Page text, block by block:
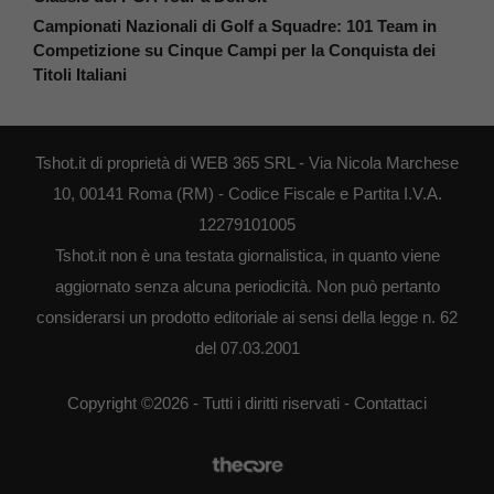
Campionati Nazionali di Golf a Squadre: 101 Team in
Competizione su Cinque Campi per la Conquista dei
Titoli Italiani
Tshot.it di proprietà di WEB 365 SRL - Via Nicola Marchese
10, 00141 Roma (RM) - Codice Fiscale e Partita I.V.A.
12279101005
Tshot.it non è una testata giornalistica, in quanto viene
aggiornato senza alcuna periodicità. Non può pertanto
considerarsi un prodotto editoriale ai sensi della legge n. 62
del 07.03.2001
Copyright ©2026 - Tutti i diritti riservati - Contattaci